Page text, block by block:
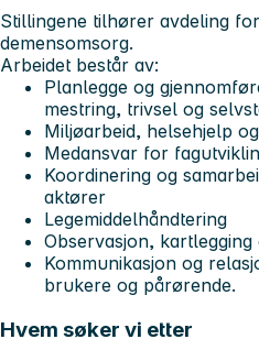
Stillingene tilhører avdeling
demensomsorg.
Arbeidet består av:
Planlegge og
mestring, trivsel og
Miljøarbeid, helsehjelp
Medansvar for
Koordinering og
aktører
Legemiddelhåndtering
Observasjon,
Kommunikasjon og
brukere og pårørende.
Hvem søker vi etter